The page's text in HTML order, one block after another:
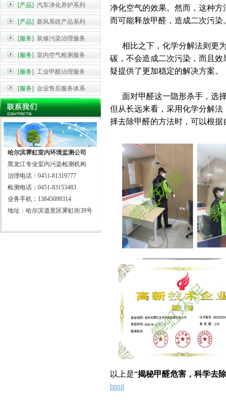
[产品] 汽车净化养护系列
[产品] 新风系统产品系列
[服务] 装修污染治理服务
[服务] 室内空气检测服务
[服务] 工业甲醛治理服务
[服务] 企业售后服务体系
哈尔滨霁虹室内环境监测公司
黑龙江专业室内污染检测机构
治理电话：0451-81319777
检测电话：0451-83153483
业务手机：13845099314
地址：哈尔滨道里区霁虹街39号
净化空气的效果。然而，这种
而可能释放甲醛，造成二次污染
相比之下，化学分解法则更为
碳，不会造成二次污染，而且
疑提供了更加稳定的解决方案。
面对甲醛这一隐形杀手，选择
但从长远来看，采用化学分解
择去除甲醛的方法时，可以根
以上是“揭秘甲醛危害，科学去
html